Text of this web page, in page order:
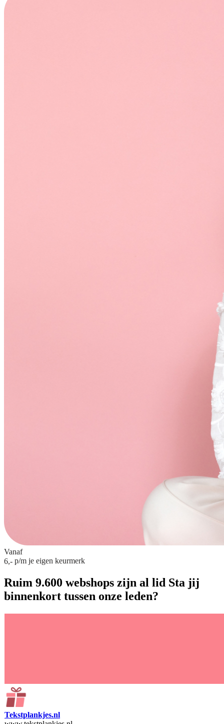
Vanaf
6,- p/m je eigen keurmerk
Ruim 9.600 webshops zijn al lid Sta jij
binnenkort tussen onze leden?
Tekstplankjes.nl